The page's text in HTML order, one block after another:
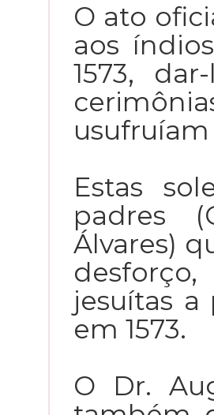
O ato
aos
1573,
usufruíam
Estas
padres
Álvares)
jesuítas
em 1573.
O Dr.